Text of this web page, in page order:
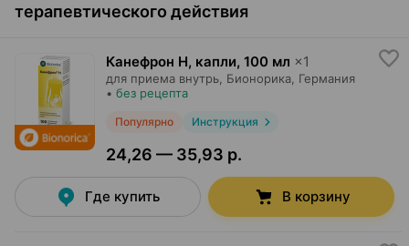
терапевтического действия
Канефрон Н, капли, 100 мл ×1
для приема внутрь, Бионорика , Германия
• без рецепта
Популярно Инструкция
24,26 — 35,93 р.
Где купить В корзину